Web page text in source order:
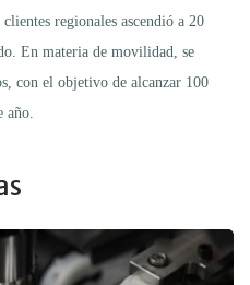
regionales ascendió a 20
En materia de movilidad, se
con el objetivo de alcanzar 100
año.